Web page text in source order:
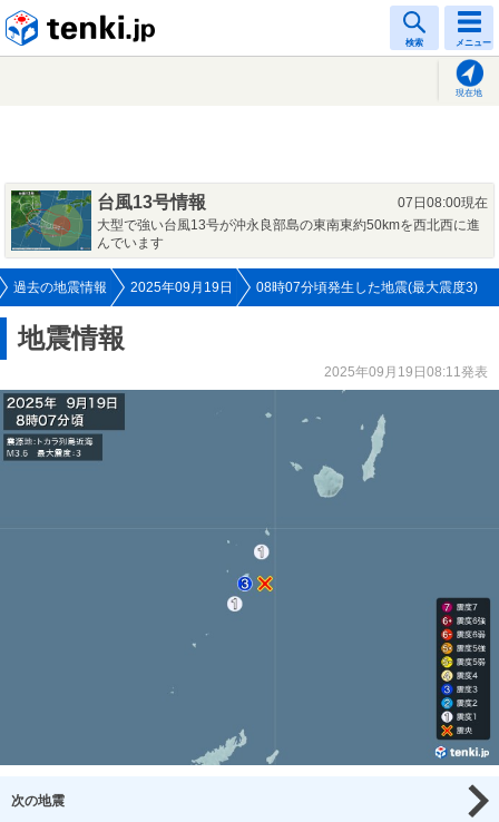
検索 メニュー
現在地
台風13号情報
07日08:00現在
大型で強い台風13号が沖永良部島の東南東約50kmを西北西に進
んでいます
過去の地震情報 2025年09月19日 08時07分頃発生した地震(最大震度3)
地震情報
2025年09月19日08:11発表
次の地震